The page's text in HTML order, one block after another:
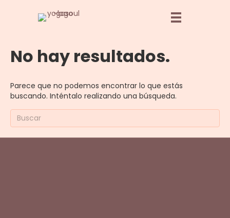
No hay resultados.
Parece que no podemos encontrar lo que estás
buscando. Inténtalo realizando una búsqueda.